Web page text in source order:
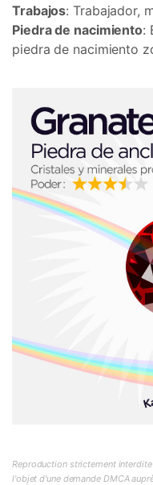
Trabajos: Trabajador,
Piedra de nacimiento:
piedra de nacimiento
Reproduction strictement
l'objet d'une demande DMCA